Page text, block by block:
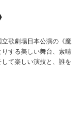
歌劇場日本公演の《魔
する美しい舞台、素晴
て楽しい演技と、誰を